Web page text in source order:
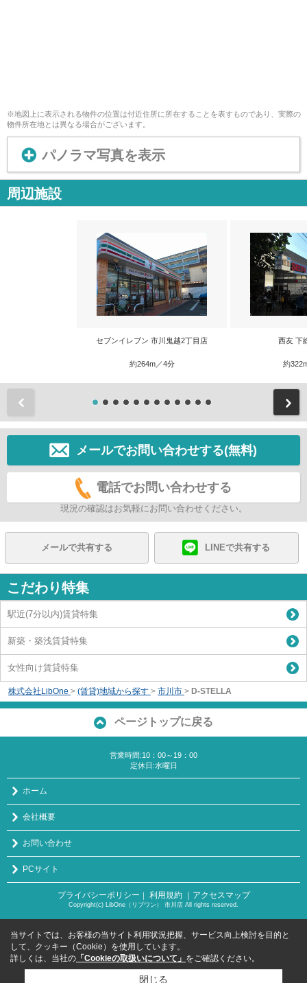
※地図上に表示される物件の位置は付近住所に所在することを表すものであり、実際の
物件所在地とは異なる場合がございます。
パノラマ写真を表示
周辺施設
セブンイレブン 市川鬼越2丁目店
約264m／4分
西友 下
約
メールでお問い合わせする(無料)
電話でお問い合わせする
現況の確認はお気軽にお問い合わせください。
メールで共有する LINEで共有する
こだわり特集
駅近(7分以内)賃貸特集
新築・築浅賃貸特集
女性向け賃貸特集
株式会社LibOne > (賃貸)地域から探す > 市川市 > D-STELLA
ページトップに戻る
営業時間:10：00～19：00
定休日:水曜日
ホーム
会社概要
お問い合わせ
PCサイト
プライバシーポリシー 利用規約 ｜アクセスマップ
Copyright(c) LibOne（リブワン） 市川店 All rights reserved.
当サイトでは、お客様の当サイト利用状況把握、サービス向上検討を目的と
して、クッキー（Cookie）を使用しています。
詳しくは、当社の 「Cookieの取扱いについて」 をご確認ください。
閉じる